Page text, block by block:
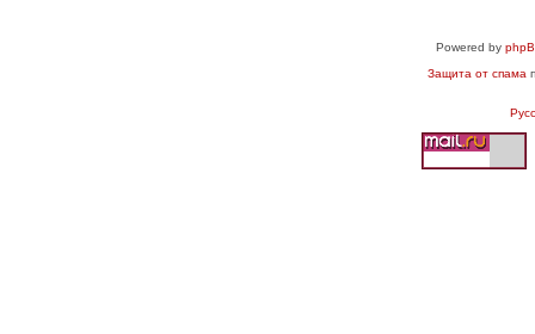
Powered by
Защита от спама